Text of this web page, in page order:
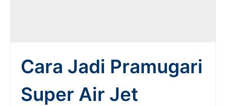
Cara Jadi Pramugari
Super Air Jet